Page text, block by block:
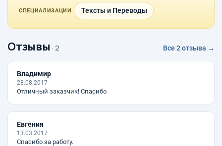
СПЕЦИАЛИЗАЦИИ Тексты и Переводы
Отзывы · 2 Все 2 отзыва →
Владимир
28.08.2017
Отличный заказчик! Спасибо
Евгения
13.03.2017
Спасибо за работу.